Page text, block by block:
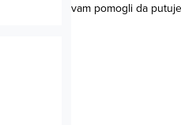
vam pomogli da